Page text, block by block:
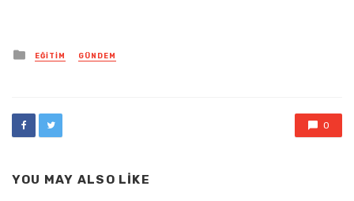
Posted
in
EĞITIM GÜNDEM
0
YOU MAY ALSO LIKE